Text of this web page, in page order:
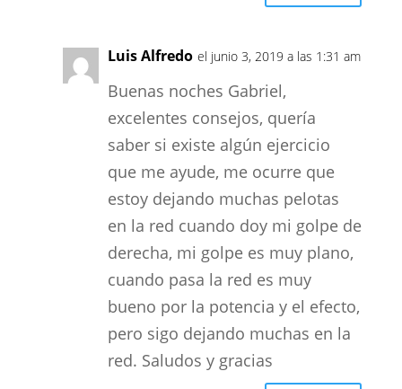
Luis Alfredo el junio 3, 2019 a las 1:31 am
Buenas noches Gabriel,
excelentes consejos, quería
saber si existe algún ejercicio
que me ayude, me ocurre que
estoy dejando muchas pelotas
en la red cuando doy mi golpe de
derecha, mi golpe es muy plano,
cuando pasa la red es muy
bueno por la potencia y el efecto,
pero sigo dejando muchas en la
red. Saludos y gracias